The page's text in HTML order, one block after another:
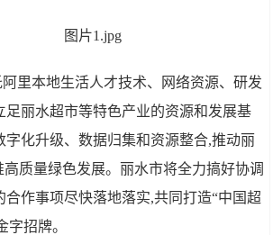
里本地生活人才技术、网络资源、研发
足丽水超市等特色产业的资源和发展基
字化升级、数据归集和资源整合,推动丽
高质量绿色发展。丽水市将全力搞好协调
合作事项尽快落地落实,共同打造“中国超
字招牌。